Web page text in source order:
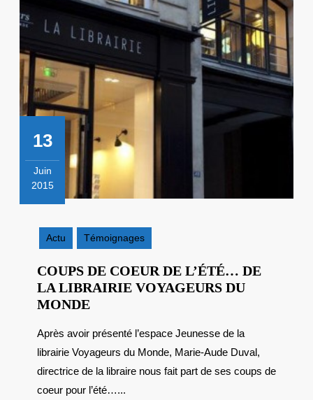
13
Juin
2015
2015
Actu
Témoignages
COUPS DE COEUR DE L’ÉTÉ… DE
LA LIBRAIRIE VOYAGEURS DU
MONDECOUPS
COEUR
DE
L’ÉTÉ…
DE
Après avoir présenté l’espace Jeunesse de la
librairie Voyageurs du Monde, Marie-Aude Duval,
directrice de la libraire nous fait part de ses coups de
coeur pour l’été…...